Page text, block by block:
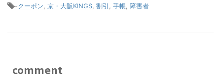
-クーポン 京・大阪KINGS 割引 手帳 障害者
comment